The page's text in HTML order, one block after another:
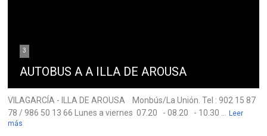
3
AUTOBUS A A ILLA DE AROUSA
VILAGARCÍA - ILLA DE AROUSA Monbús/La Unión. Tel : 902 15 87
78 / 986 50 13 66 Lunes a viernes 07.20 - 08.20 - 10.30 ...
Leer
más